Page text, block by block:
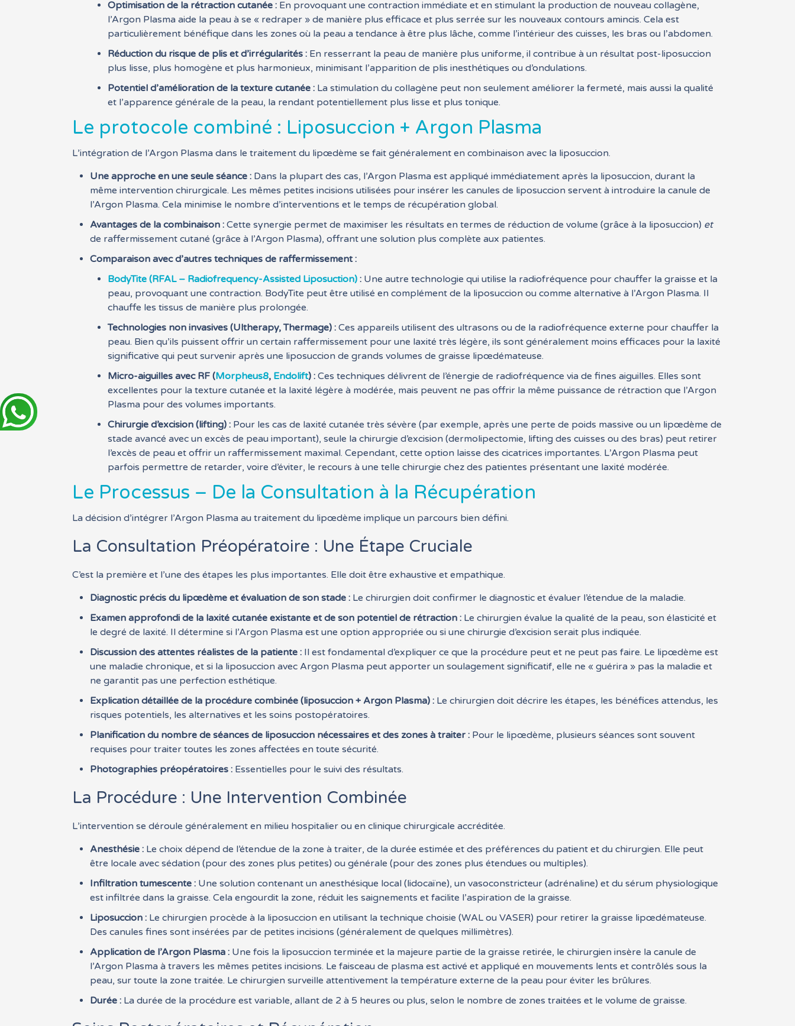
Optimisation de la rétraction cutanée : En provoquant une contraction immédiate et en stimulant la production de nouveau collagène,
l’Argon Plasma aide la peau à se « redraper » de manière plus efficace et plus serrée sur les nouveaux contours amincis. Cela est
particulièrement bénéfique dans les zones où la peau a tendance à être plus lâche, comme l’intérieur des cuisses, les bras ou l’abdomen.
Réduction du risque de plis et d’irrégularités : En resserrant la peau de manière plus uniforme, il contribue à un résultat post-liposuccion
plus lisse, plus homogène et plus harmonieux, minimisant l’apparition de plis inesthétiques ou d’ondulations.
Potentiel d’amélioration de la texture cutanée : La stimulation du collagène peut non seulement améliorer la fermeté, mais aussi la qualité
et l’apparence générale de la peau, la rendant potentiellement plus lisse et plus tonique.
Le protocole combiné : Liposuccion + Argon Plasma
L’intégration de l’Argon Plasma dans le traitement du lipœdème se fait généralement en combinaison avec la liposuccion.
Une approche en une seule séance : Dans la plupart des cas, l’Argon Plasma est appliqué immédiatement après la liposuccion, durant la
même intervention chirurgicale. Les mêmes petites incisions utilisées pour insérer les canules de liposuccion servent à introduire la canule de
l’Argon Plasma. Cela minimise le nombre d’interventions et le temps de récupération global.
Avantages de la combinaison : Cette synergie permet de maximiser les résultats en termes de réduction de volume (grâce à la liposuccion) et
de raffermissement cutané (grâce à l’Argon Plasma), offrant une solution plus complète aux patientes.
Comparaison avec d’autres techniques de raffermissement :
BodyTite (RFAL – Radiofrequency-Assisted Liposuction) : Une autre technologie qui utilise la radiofréquence pour chauffer la graisse et la
peau, provoquant une contraction. BodyTite peut être utilisé en complément de la liposuccion ou comme alternative à l’Argon Plasma. Il
chauffe les tissus de manière plus prolongée.
Technologies non invasives (Ultherapy, Thermage) : Ces appareils utilisent des ultrasons ou de la radiofréquence externe pour chauffer la
peau. Bien qu’ils puissent offrir un certain raffermissement pour une laxité très légère, ils sont généralement moins efficaces pour la laxité
significative qui peut survenir après une liposuccion de grands volumes de graisse lipœdémateuse.
Micro-aiguilles avec RF (Morpheus8, Endolift) : Ces techniques délivrent de l’énergie de radiofréquence via de fines aiguilles. Elles sont
excellentes pour la texture cutanée et la laxité légère à modérée, mais peuvent ne pas offrir la même puissance de rétraction que l’Argon
Plasma pour des volumes importants.
Chirurgie d’excision (lifting) : Pour les cas de laxité cutanée très sévère (par exemple, après une perte de poids massive ou un lipœdème de
stade avancé avec un excès de peau important), seule la chirurgie d’excision (dermolipectomie, lifting des cuisses ou des bras) peut retirer
l’excès de peau et offrir un raffermissement maximal. Cependant, cette option laisse des cicatrices importantes. L’Argon Plasma peut
parfois permettre de retarder, voire d’éviter, le recours à une telle chirurgie chez des patientes présentant une laxité modérée.
Le Processus – De la Consultation à la Récupération
La décision d’intégrer l’Argon Plasma au traitement du lipœdème implique un parcours bien défini.
La Consultation Préopératoire : Une Étape Cruciale
C’est la première et l’une des étapes les plus importantes. Elle doit être exhaustive et empathique.
Diagnostic précis du lipœdème et évaluation de son stade : Le chirurgien doit confirmer le diagnostic et évaluer l’étendue de la maladie.
Examen approfondi de la laxité cutanée existante et de son potentiel de rétraction : Le chirurgien évalue la qualité de la peau, son élasticité et
le degré de laxité. Il détermine si l’Argon Plasma est une option appropriée ou si une chirurgie d’excision serait plus indiquée.
Discussion des attentes réalistes de la patiente : Il est fondamental d’expliquer ce que la procédure peut et ne peut pas faire. Le lipœdème est
une maladie chronique, et si la liposuccion avec Argon Plasma peut apporter un soulagement significatif, elle ne « guérira » pas la maladie et
ne garantit pas une perfection esthétique.
Explication détaillée de la procédure combinée (liposuccion + Argon Plasma) : Le chirurgien doit décrire les étapes, les bénéfices attendus, les
risques potentiels, les alternatives et les soins postopératoires.
Planification du nombre de séances de liposuccion nécessaires et des zones à traiter : Pour le lipœdème, plusieurs séances sont souvent
requises pour traiter toutes les zones affectées en toute sécurité.
Photographies préopératoires : Essentielles pour le suivi des résultats.
La Procédure : Une Intervention Combinée
L’intervention se déroule généralement en milieu hospitalier ou en clinique chirurgicale accréditée.
Anesthésie : Le choix dépend de l’étendue de la zone à traiter, de la durée estimée et des préférences du patient et du chirurgien. Elle peut
être locale avec sédation (pour des zones plus petites) ou générale (pour des zones plus étendues ou multiples).
Infiltration tumescente : Une solution contenant un anesthésique local (lidocaïne), un vasoconstricteur (adrénaline) et du sérum physiologique
est infiltrée dans la graisse. Cela engourdit la zone, réduit les saignements et facilite l’aspiration de la graisse.
Liposuccion : Le chirurgien procède à la liposuccion en utilisant la technique choisie (WAL ou VASER) pour retirer la graisse lipœdémateuse.
Des canules fines sont insérées par de petites incisions (généralement de quelques millimètres).
Application de l’Argon Plasma : Une fois la liposuccion terminée et la majeure partie de la graisse retirée, le chirurgien insère la canule de
l’Argon Plasma à travers les mêmes petites incisions. Le faisceau de plasma est activé et appliqué en mouvements lents et contrôlés sous la
peau, sur toute la zone traitée. Le chirurgien surveille attentivement la température externe de la peau pour éviter les brûlures.
Durée : La durée de la procédure est variable, allant de 2 à 5 heures ou plus, selon le nombre de zones traitées et le volume de graisse.